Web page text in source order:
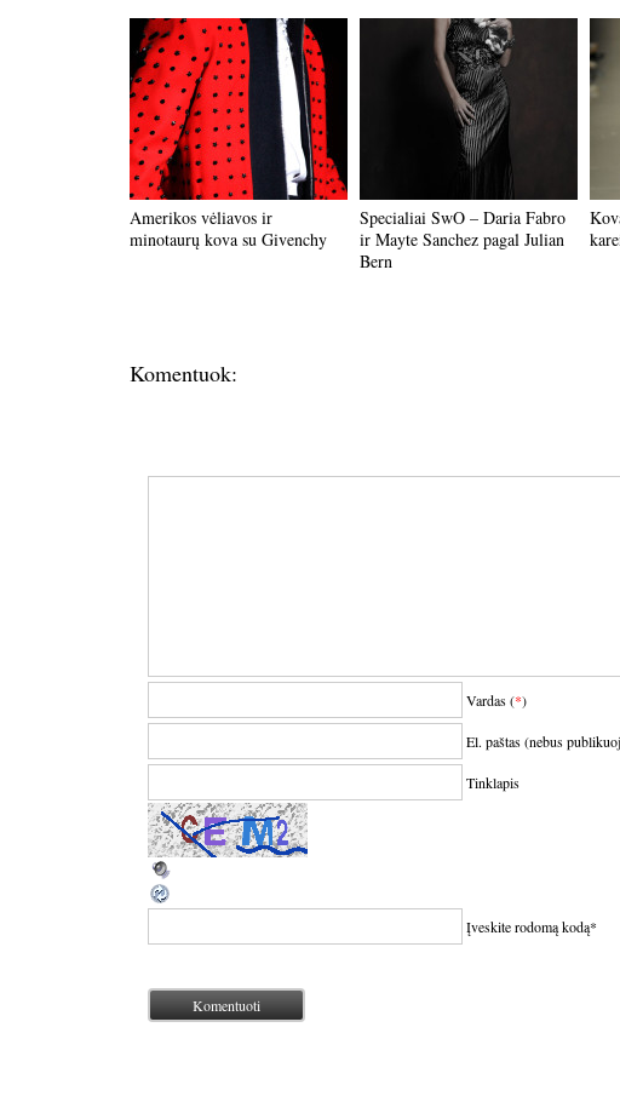
Amerikos vėliavos ir
minotaurų kova su Givenchy
Specialiai SwO – Daria Fabro
ir Mayte Sanchez pagal Julian
Bern
Komentuok:
Vardas (*)
El. paštas (nebus
Tinklapis
Įveskite rodomą kodą*